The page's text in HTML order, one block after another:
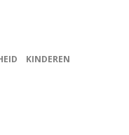
KINDEREN